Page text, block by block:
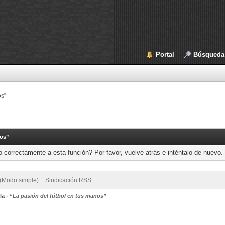
Portal Búsqueda
a esta función? Por favor, vuelve atrás e inténtalo de nuevo.
simple) Sindicación RSS
- “La pasión del fútbol en tus manos”